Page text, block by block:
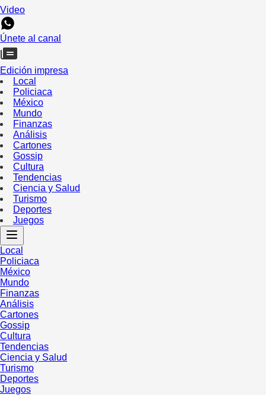
Video
Únete al canal
Edición impresa
Local
Policiaca
México
Mundo
Finanzas
Análisis
Cartones
Gossip
Cultura
Tendencias
Ciencia y Salud
Turismo
Deportes
Juegos
Local
Policiaca
México
Mundo
Finanzas
Análisis
Cartones
Gossip
Cultura
Tendencias
Ciencia y Salud
Turismo
Deportes
Juegos